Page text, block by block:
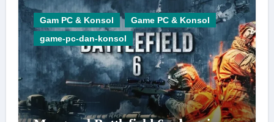
Gam PC & Konsol
Game PC & Konsol
game-pc-dan-konsol